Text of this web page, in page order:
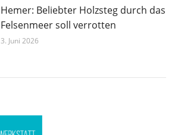
Hemer: Beliebter Holzsteg durch das
Felsenmeer soll verrotten
3. Juni 2026